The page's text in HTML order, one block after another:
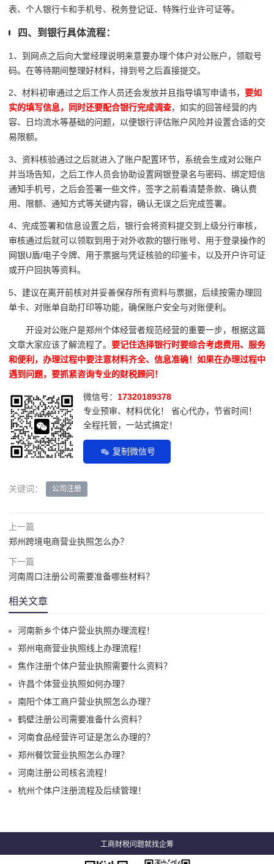
表、个人银行卡和手机号、税务登记证、特殊行业许可证等。
四、到银行具体流程：
1、到网点之后向大堂经理说明来意要办理个体户对公账户，领取号
码。在等待期间整理好材料，排到号之后直接提交。
2、材料初审通过之后工作人员还会发放并且指导填写申请书， 要如
实的填写信息，同时还要配合银行完成调查，如实的回答经营的内
容、日均流水等基础的问题，以便银行评估账户风险并设置合适的交
易限额。
3、资料核验通过之后就进入了账户配置环节，系统会生成对公账户
并当场告知，之后工作人员会协助设置网银登录名与密码、绑定短信
通知手机号，之后会签署一些文件，签字之前看清楚条款、确认费
用、限额、通知方式等关键内容，确认无误之后完成签署。
4、完成签署和信息设置之后，银行会将资料提交到上级分行审核，
审核通过后就可以领取到用于对外收款的银行账号、用于登录操作的
网银U盾/电子令牌、用于票据与凭证核验的印鉴卡，以及开户许可证
或开户回执等资料。
5、建议在离开前核对并妥善保存所有资料与票据，后续按需办理回
单卡、对账单自助打印等功能，确保账户安全与对账便利。
开设对公账户是郑州个体经营者规范经营的重要一步，根据这篇
文章大家应该了解流程了。 要记住选择银行时要综合考虑费用、服务
和便利，办理过程中要注意材料齐全、信息准确！如果在办理过程中
遇到问题，要抓紧咨询专业的财税顾问！
微信号： 17320189378
专业预审、材料优化！ 省心代办，节省时间！
全程托管，一站式搞定！
复制微信号
关键词： 公司注册
上一篇
郑州跨境电商营业执照怎么办？
下一篇
河南周口注册公司需要准备哪些材料？
相关文章
河南新乡个体户营业执照办理流程！
郑州电商营业执照线上办理流程！
焦作注册个体户营业执照需要什么资料？
许昌个体营业执照如何办理？
南阳个体工商户营业执照怎么办理？
鹤壁注册公司需要准备什么资料？
河南食品经营许可证是怎么办理的？
郑州餐饮营业执照怎么办理？
河南注册公司核名流程！
杭州个体户注册流程及后续管理！
工商财税问题就找企筹